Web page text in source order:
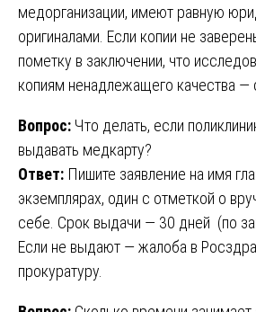
медорганизации, имеют равную
оригиналами. Если копии не
пометку в заключении, что
копиям ненадлежащего качества —
Вопрос: Что делать, если
выдавать медкарту?
Ответ: Пишите заявление на имя
экземплярах, один с отметкой о
себе. Срок выдачи — 30 дней (по
Если не выдают — жалоба в
прокуратуру.